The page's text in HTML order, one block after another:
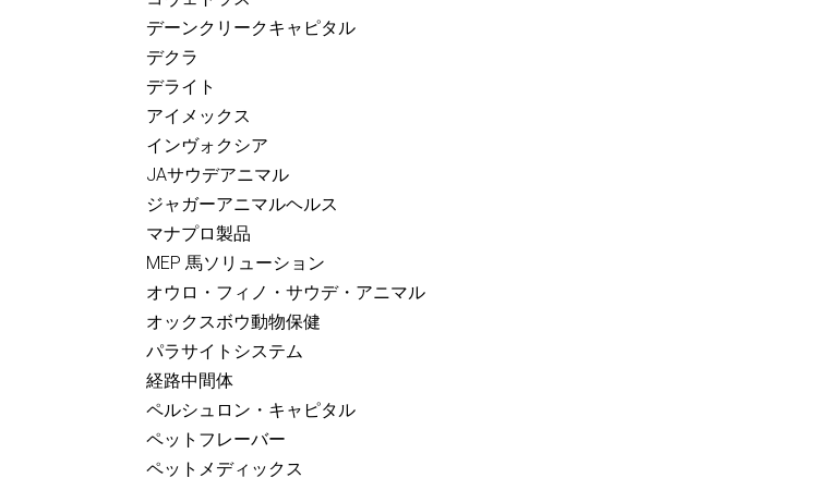
デーンクリークキャピタル
デクラ
デライト
アイメックス
インヴォクシア
JAサウデアニマル
ジャガーアニマルヘルス
マナプロ製品
MEP 馬ソリューション
オウロ・フィノ・サウデ・アニマル
オックスボウ動物保健
パラサイトシステム
経路中間体
ペルシュロン・キャピタル
ペットフレーバー
ペットメディックス